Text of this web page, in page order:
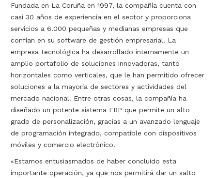
Fundada en La Coruña en 1997, la compañía cuenta con
casi 30 años de experiencia en el sector y proporciona
servicios a 6.000 pequeñas y medianas empresas que
confían en su software de gestión empresarial. La
empresa tecnológica ha desarrollado internamente un
amplio portafolio de soluciones innovadoras, tanto
horizontales como verticales, que le han permitido ofrecer
soluciones a la mayoría de sectores y actividades del
mercado nacional. Entre otras cosas, la compañía ha
diseñado un potente sistema ERP que permite un alto
grado de personalización, gracias a un avanzado lenguaje
de programación integrado, compatible con dispositivos
móviles y comercio electrónico.
«Estamos entusiasmados de haber concluido esta
importante operación, ya que nos permitirá dar un salto